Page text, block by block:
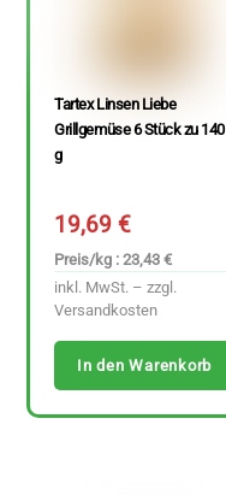
Tartex Linsen Liebe
Grillgemüse 6 Stück zu 140
g
19,69€
Preis/kg : 23,43 €
inkl. MwSt. – zzgl.
Versandkosten
In den Warenkorb